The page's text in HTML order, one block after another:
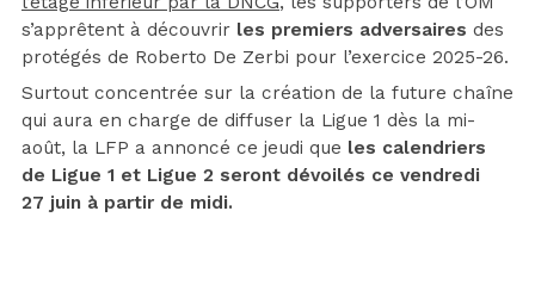
s’apprêtent à découvrir les premiers adversaires des
protégés de Roberto De Zerbi pour l’exercice 2025-26.
Surtout concentrée sur la création de la future chaîne
qui aura en charge de diffuser la Ligue 1 dès la mi-
août, la LFP a annoncé ce jeudi que les calendriers
de Ligue 1 et Ligue 2 seront dévoilés ce vendredi
27 juin à partir de midi.